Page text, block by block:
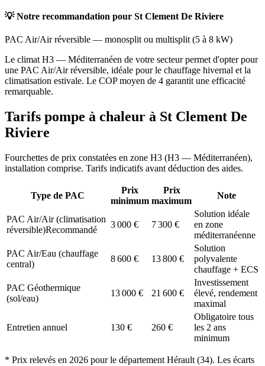
💡 Notre recommandation pour St Clement De Riviere
PAC Air/Air réversible — monosplit ou multisplit (5 à 8 kW)
Le climat H3 — Méditerranéen de votre secteur permet d'opter pour
une PAC Air/Air réversible, idéale pour le chauffage hivernal et la
climatisation estivale. Le COP moyen de 4 garantit une efficacité
remarquable.
Tarifs pompe à chaleur à St Clement De
Riviere
Fourchettes de prix constatées en zone H3 (H3 — Méditerranéen),
installation comprise. Tarifs indicatifs avant déduction des aides.
Type de PAC
Prix
minimum
Prix
maximum
Note
PAC Air/Air (climatisation
réversible)Recommandé
3 000 € 7 300 €
Solution idéale
en zone
méditerranéenne
PAC Air/Eau (chauffage
central)
8 600 € 13 800 €
Solution
polyvalente
chauffage + ECS
PAC Géothermique
(sol/eau)
13 000 € 21 600 €
Investissement
élevé, rendement
maximal
Entretien annuel 130 € 260 €
Obligatoire tous
les 2 ans
minimum
* Prix relevés en 2026 pour le département Hérault (34). Les écarts